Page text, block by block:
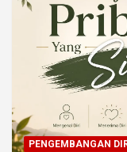
PENGEMBANGAN